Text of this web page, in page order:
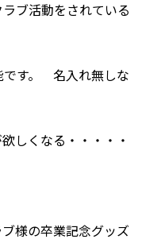
ブ活動をされている
です。 名入れ無しな
しくなる・・・・・
様の卒業記念グッズ